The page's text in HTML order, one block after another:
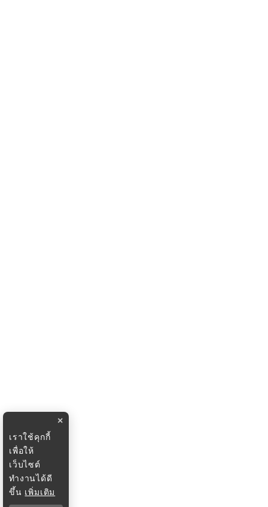
×
เราใช้คุกกี้
เพื่อให้
เว็บไซต์
ทำงานได้ดี
ขึ้น เพิ่มเติม